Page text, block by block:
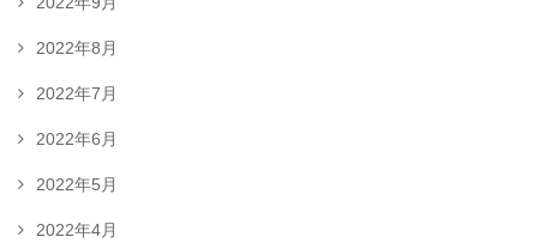
2022年8月
2022年7月
2022年6月
2022年5月
2022年4月